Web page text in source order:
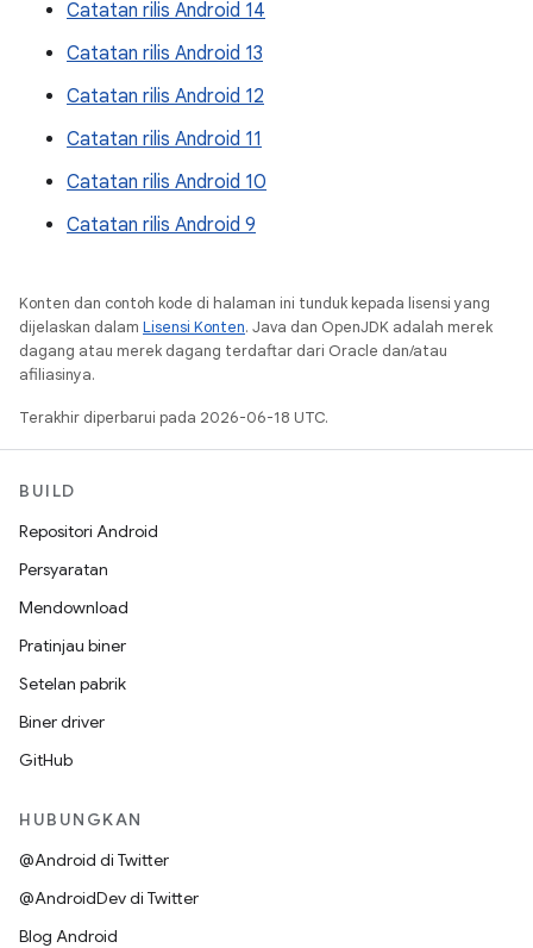
Catatan rilis Android 14
Catatan rilis Android 13
Catatan rilis Android 12
Catatan rilis Android 11
Catatan rilis Android 10
Catatan rilis Android 9
Konten dan contoh kode di halaman ini tunduk kepada lisensi yang
dijelaskan dalam Lisensi Konten. Java dan OpenJDK adalah merek
dagang atau merek dagang terdaftar dari Oracle dan/atau
afiliasinya.
Terakhir diperbarui pada 2026-06-18 UTC.
BUILD
Repositori Android
Persyaratan
Mendownload
Pratinjau biner
Setelan pabrik
Biner driver
GitHub
HUBUNGKAN
@Android di Twitter
@AndroidDev di Twitter
Blog Android